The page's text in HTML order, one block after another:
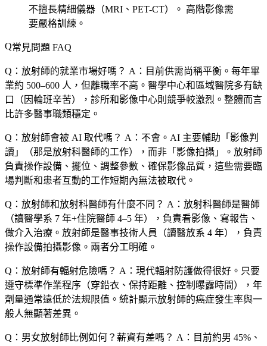
不擅長精細儀器（MRI、PET-CT）。 高階影像需
要嚴格訓練。
常見問題 FAQ
Q：放射師的就業市場好嗎？ A：目前供需尚稱平衡。每年畢
業約 500–600 人，但離職率不高。醫學中心和區域醫院多有缺
口（因輪班辛苦），診所和影像中心則競爭較激烈。整體而言
比許多醫事職類穩定。
Q：放射師會被 AI 取代嗎？ A：不會。AI 主要輔助「影像判
讀」（那是放射科醫師的工作），而非「影像拍攝」。放射師
負責操作設備、擺位、調整參數、確保影像品質，這些需要臨
場判斷和患者互動的工作短期內無法被取代。
Q：放射師和放射科醫師有什麼不同？ A：放射科醫師是醫師
（讀醫學系 7 年+住院醫師 4–5 年），負責看影像、寫報告、
做介入治療。放射師是醫事技術人員（讀醫放系 4 年），負責
操作設備拍攝影像。兩者分工明確。
Q：放射師有輻射危險嗎？ A：現代輻射防護做得很好。只要
遵守標準作業程序（穿鉛衣、保持距離、控制曝露時間），年
劑量通常遠低於法規限值。統計顯示放射師的癌症發生率與一
般人無顯著差異。
Q：男女放射師比例如何？薪資有差嗎？ A：目前約男 45%、